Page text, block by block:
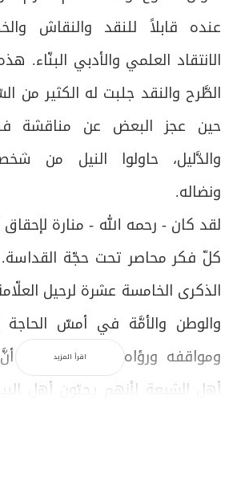
عنده قابلاً للنقد والنقاش
الانتقاد العلمي والأدبي البنّاء.
الطَّرح والنقد جلبت له الكثير من
حين عجز البعض عن مناقشة
والدَّليل، حاولوا النيل من
ونضاله.
لقد كان - رحمه الله - منارة
كلّ فكر محاصر تحت حجّة القداسة.
الذكرى الخامسة عشرة لرحيل
والوطن والأمَّة في أمسّ
ومواقفه ورؤاه، حيث كان يرى
أهل الشيعة لأنهم يحبّون أهل
اقرأ المزيد